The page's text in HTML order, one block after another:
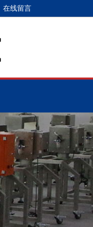
在线留言